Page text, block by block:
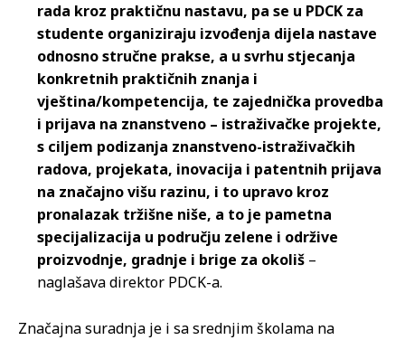
rada kroz praktičnu nastavu, pa se u PDCK za
studente organiziraju izvođenja dijela nastave
odnosno stručne prakse, a u svrhu stjecanja
konkretnih praktičnih znanja i
vještina/kompetencija, te zajednička provedba
i prijava na znanstveno – istraživačke projekte,
s ciljem podizanja znanstveno-istraživačkih
radova, projekata, inovacija i patentnih prijava
na značajno višu razinu, i to upravo kroz
pronalazak tržišne niše, a to je pametna
specijalizacija u području zelene i održive
proizvodnje, gradnje i brige za okoliš –
naglašava direktor PDCK-a.
Značajna suradnja je i sa srednjim školama na